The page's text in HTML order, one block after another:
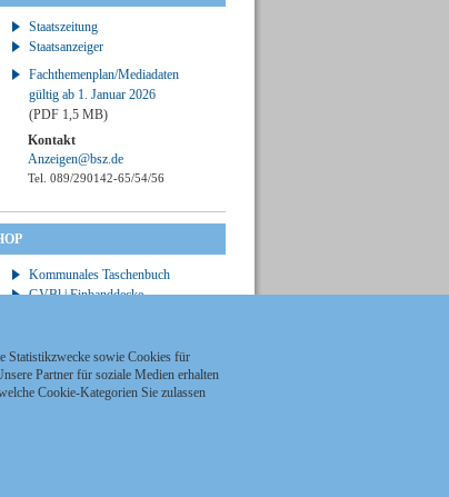
Staatszeitung
Staatsanzeiger
Fachthemenplan/Mediadaten
gültig ab 1. Januar 2026
(PDF 1,5 MB)
Kontakt
Anzeigen@bsz.de
Tel. 089/290142-65/54/56
Kommunales Taschenbuch
GVBl | Einbanddecke
Statistikzwecke sowie Cookies für
Partner für soziale Medien erhalten
Cookie-Kategorien Sie zulassen